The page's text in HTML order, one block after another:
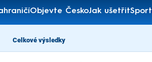
Objevte ČeskoJak ušetřitSport
Celkové výsledky